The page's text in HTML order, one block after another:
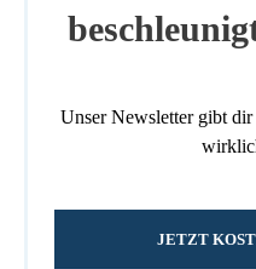
Unser Newsletter gibt
JETZT